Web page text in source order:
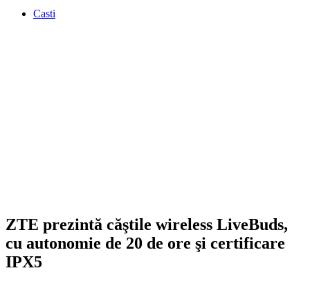
Casti
ZTE prezintă căştile wireless LiveBuds,
cu autonomie de 20 de ore şi certificare
IPX5